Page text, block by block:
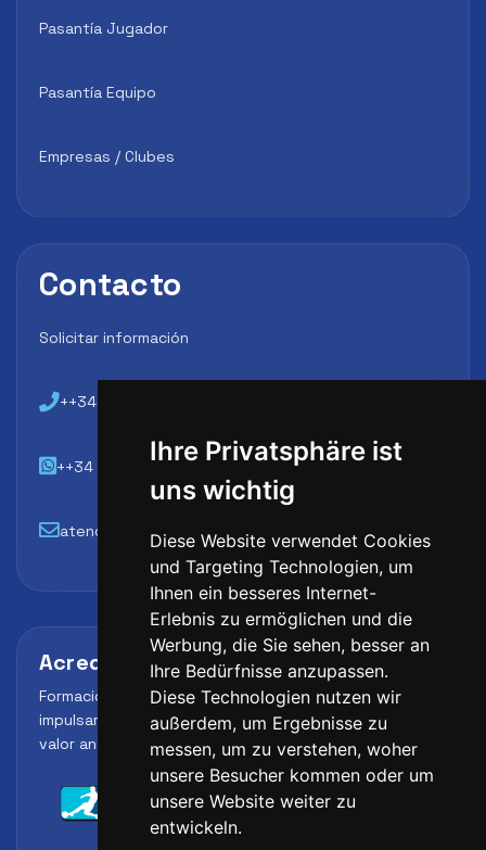
Ihre Privatsphäre ist
uns wichtig
Diese Website verwendet Cookies
und Targeting Technologien, um
Ihnen ein besseres Internet-
Erlebnis zu ermöglichen und die
Werbung, die Sie sehen, besser an
Ihre Bedürfnisse anzupassen.
Diese Technologien nutzen wir
außerdem, um Ergebnisse zu
messen, um zu verstehen, woher
unsere Besucher kommen oder um
unsere Website weiter zu
entwickeln.
Pasantía Jugador
Pasantía Equipo
Empresas / Clubes
Contacto
Solicitar información
++34 648 45 44 01
++34 648 45 44 01
atencion@futbollab.com
Acreditaciones y alianzas
Formación, metodología y reconocimiento para
impulsar el perfil profesional del alumno y reforzar su
valor ante clubes, academias y entidades deportivas.